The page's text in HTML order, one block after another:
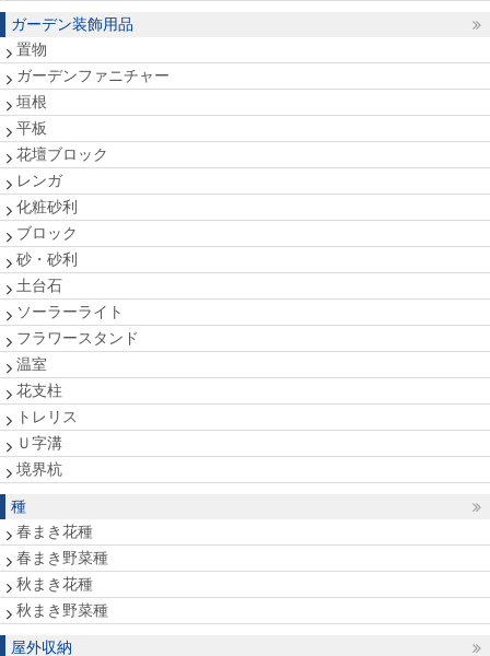
ガーデン装飾用品
置物
ガーデンファニチャー
垣根
平板
花壇ブロック
レンガ
化粧砂利
ブロック
砂・砂利
土台石
ソーラーライト
フラワースタンド
温室
花支柱
トレリス
Ｕ字溝
境界杭
種
春まき花種
春まき野菜種
秋まき花種
秋まき野菜種
屋外収納